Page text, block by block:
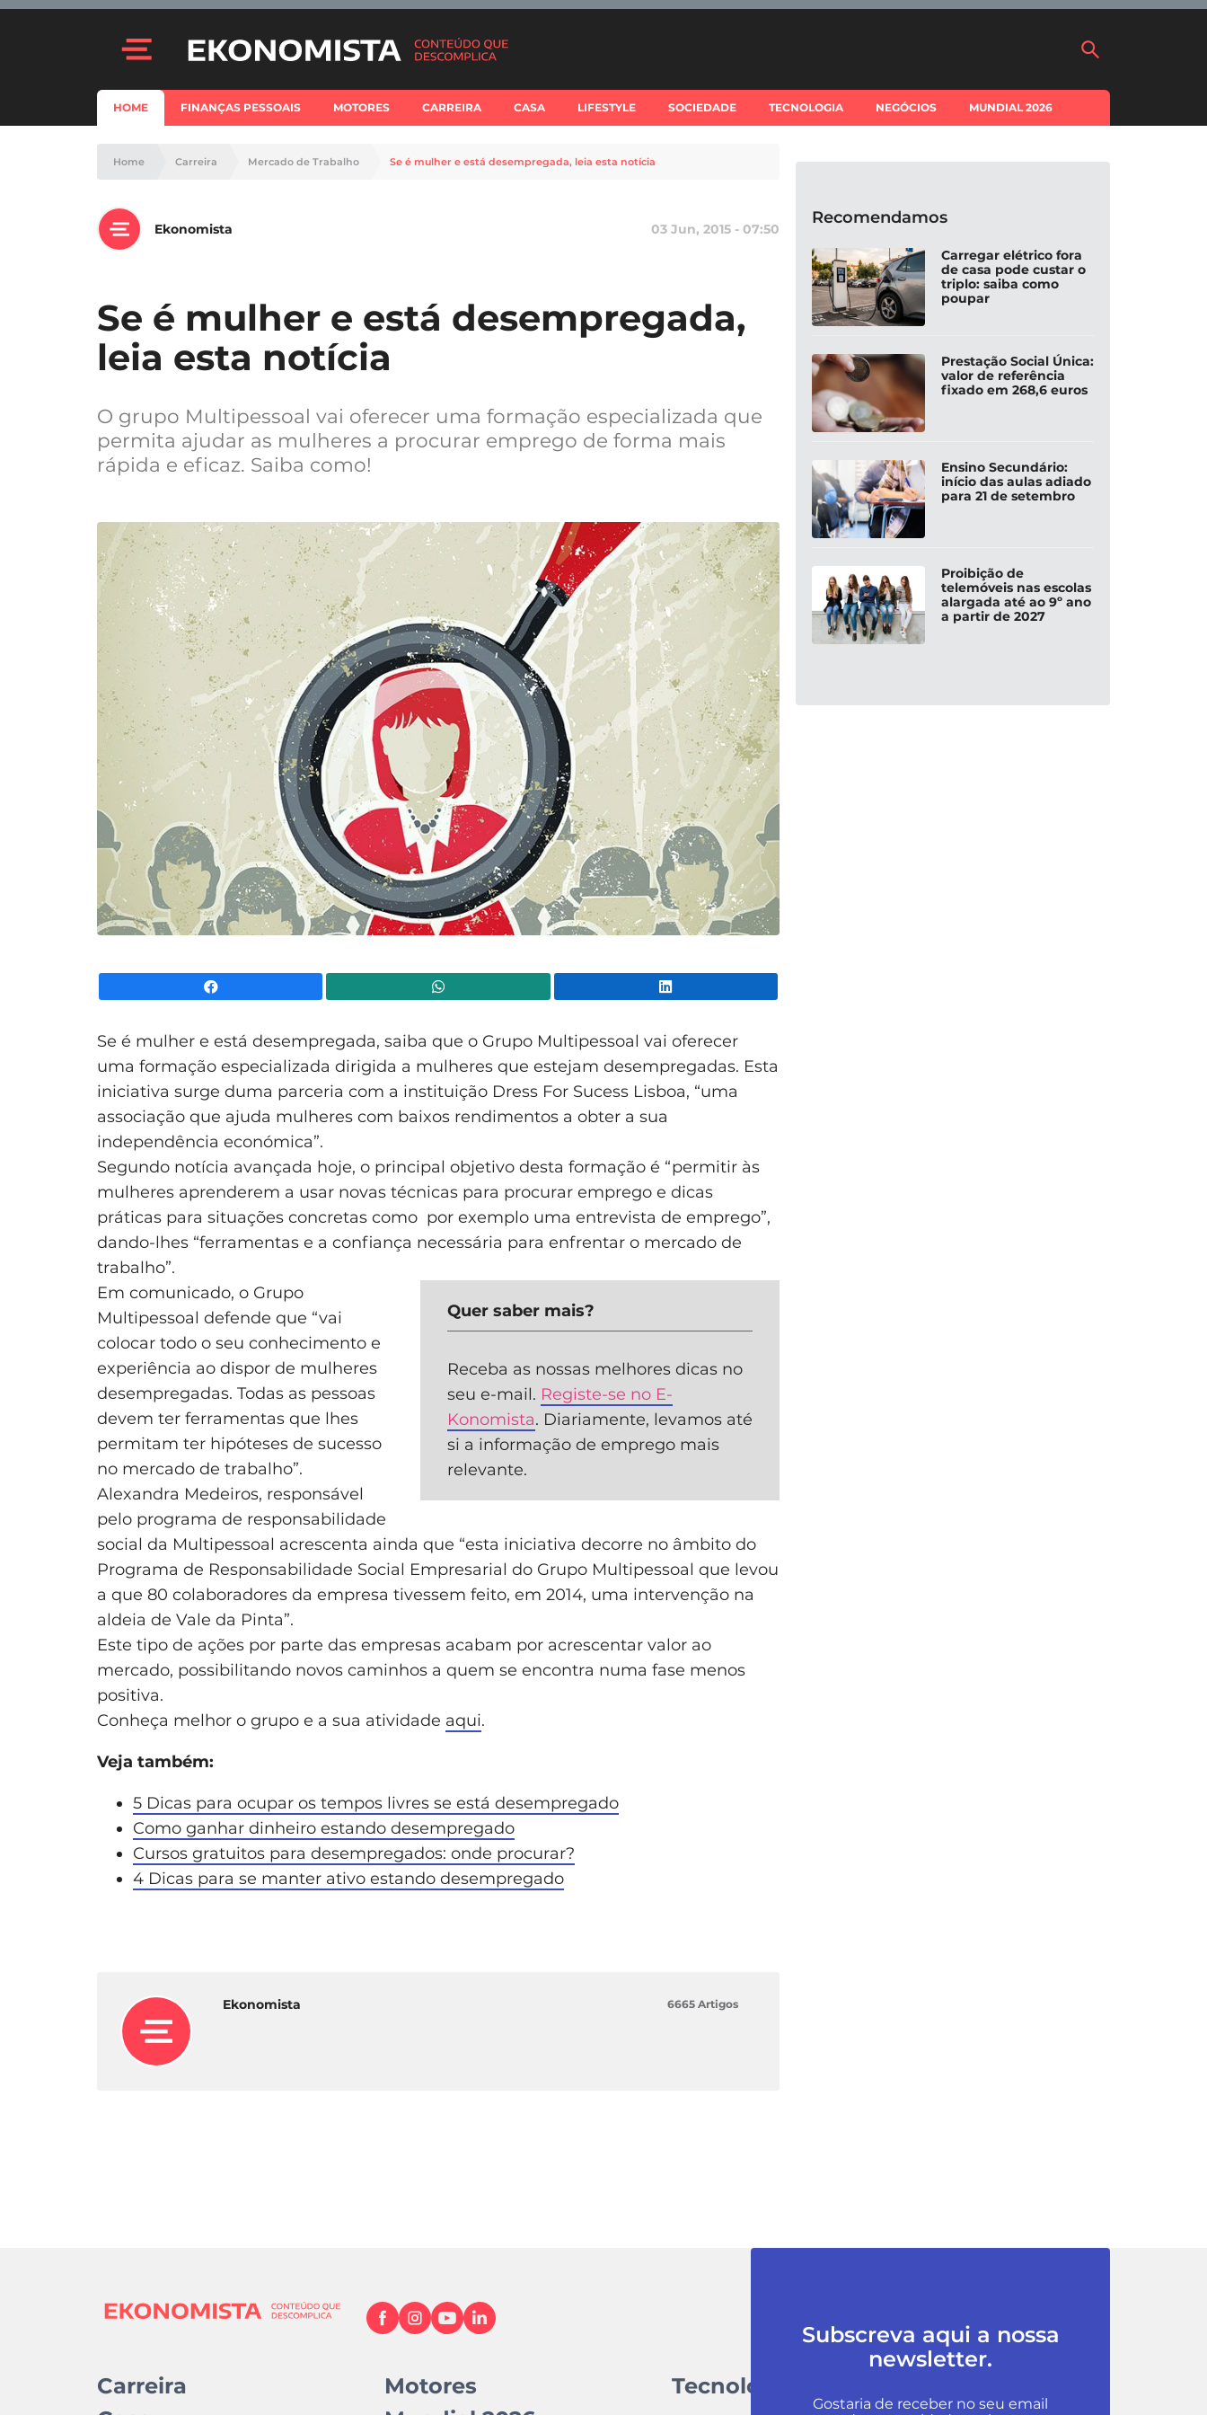
HOME FINANÇAS PESSOAIS MOTORES CARREIRA CASA LIFESTYLE SOCIEDADE TECNOLOGIA NEGÓCIOS MUNDIAL 2026
Home Carreira Mercado de Trabalho Se é mulher e está desempregada, leia esta notícia
Ekonomista 03 Jun, 2015 - 07:50
Se é mulher e está desempregada,
leia esta notícia
O grupo Multipessoal vai oferecer uma formação especializada que
permita ajudar as mulheres a procurar emprego de forma mais
rápida e eficaz. Saiba como!
Se é mulher e está desempregada, saiba que o Grupo Multipessoal vai oferecer
uma formação especializada dirigida a mulheres que estejam desempregadas. Esta
iniciativa surge duma parceria com a instituição Dress For Sucess Lisboa, “uma
associação que ajuda mulheres com baixos rendimentos a obter a sua
independência económica”.
Segundo notícia avançada hoje, o principal objetivo desta formação é “permitir às
mulheres aprenderem a usar novas técnicas para procurar emprego e dicas
práticas para situações concretas como por exemplo uma entrevista de emprego”,
dando-lhes “ferramentas e a confiança necessária para enfrentar o mercado de
trabalho”.
Quer saber mais?
Receba as nossas melhores dicas no
seu e-mail. Registe-se no E-
Konomista. Diariamente, levamos até
si a informação de emprego mais
relevante.
Em comunicado, o Grupo
Multipessoal defende que “vai
colocar todo o seu conhecimento e
experiência ao dispor de mulheres
desempregadas. Todas as pessoas
devem ter ferramentas que lhes
permitam ter hipóteses de sucesso
no mercado de trabalho”.
Alexandra Medeiros, responsável
pelo programa de responsabilidade
social da Multipessoal acrescenta ainda que “esta iniciativa decorre no âmbito do
Programa de Responsabilidade Social Empresarial do Grupo Multipessoal que levou
a que 80 colaboradores da empresa tivessem feito, em 2014, uma intervenção na
aldeia de Vale da Pinta”.
Este tipo de ações por parte das empresas acabam por acrescentar valor ao
mercado, possibilitando novos caminhos a quem se encontra numa fase menos
positiva.
Conheça melhor o grupo e a sua atividade aqui.
Veja também:
5 Dicas para ocupar os tempos livres se está desempregado
Como ganhar dinheiro estando desempregado
Cursos gratuitos para desempregados: onde procurar?
4 Dicas para se manter ativo estando desempregado
Ekonomista 6665 Artigos
Recomendamos
Carregar elétrico fora
de casa pode custar o
triplo: saiba como
poupar
Prestação Social Única:
valor de referência
fixado em 268,6 euros
Ensino Secundário:
início das aulas adiado
para 21 de setembro
Proibição de
telemóveis nas escolas
alargada até ao 9º ano
a partir de 2027
Carreira
Motores
Tecnologia
Subscreva aqui a nossa
newsletter.
Gostaria de receber no seu email